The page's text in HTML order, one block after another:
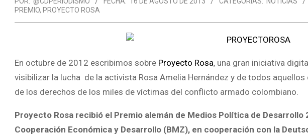
PREMIO, PROYECTO ROSA
En octubre de 2012 escribimos sobre Proyecto Rosa, una gran iniciativa
visibilizar la lucha de la activista Rosa Amelia Hernández y de todos
de los derechos de los miles de víctimas del conflicto armado colombiano.
Proyecto Rosa recibió el Premio alemán de Medios Política de
Cooperación Económica y Desarrollo (BMZ), en cooperación con la